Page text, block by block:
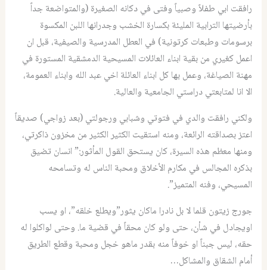
رافقت ابي طفلاً وصبياً وفتى في دكانه الصغيرة (والمتواضعة جداً
بأرضيتها الترابية المليئة بكسارة الخشب وجدرانها اللبن المكسوة
برسومات وطبعات كرتونية) في العطل المدرسية والصيفية، قبل ان
اعمل كغيري من بقية ابناء العائلات المسيحية الدمشقية المستورة في
مهنة الصياغة، وعمل بها كل ابناء العائلة اخي عبد الله وابناء العمومة،
الا انا لمتابعتي دراستي الجامعية والعالية.
ولكني رافقت والدي في فتوتي وشبابي ورجولتي (بعد زواجي) صديقاً
اعتز بصداقته الرائعة، ومنه استقيت الكثير الكثير من مخزون ذاكرتي،
ومنها معظم هذه السيرة، كان يستحق القول المأثور:” انسان تضيق
بذكره المجالس في مكارم الأخلاق ومحبة الناس له وتسامحه
المسيحي، وفنه المتميز”.
جورج زيتون قلما لا بل نادرا ماكان يثور”ويطلع خلقه”، او يسب
اويجادل في شأن، حتى ولو كان محقاً في قضية ما. وحتى لواكلوا له
حقه، ليس جبناً او خوفاً منه بقدر ماهو خجل ومحبة وقطع الطريق
أمام الشقاق والمشاكل…